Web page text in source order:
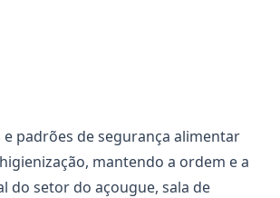
e padrões de segurança alimentar
mantendo a ordem e a
do setor do açougue, sala de